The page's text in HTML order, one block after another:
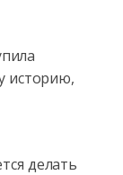
историю,
делать